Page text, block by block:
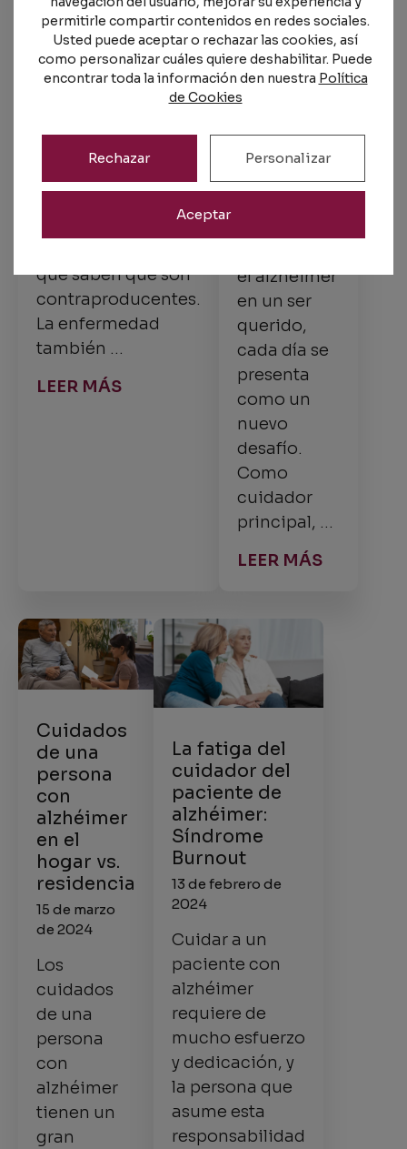
personas con
alzhéimer
2 de mayo de 2024
La mayoría de las
prestan cuidados
que saben que son
contraproducentes.
La enfermedad
también …
LEER MÁS
del
alzhéimer:
Cuidando
al
cuidador
Cuando te
el alzhéimer
en un ser
querido,
cada día se
presenta
como un
nuevo
desafío.
Como
cuidador
principal, …
LEER MÁS
Cuidados
de una
persona
con
alzhéimer
en el
hogar vs.
residencia
15 de marzo
de 2024
Los
cuidados
de una
persona
con
alzhéimer
tienen un
gran
La fatiga del
cuidador del
paciente de
alzhéimer:
Síndrome
Burnout
13 de febrero de
2024
Cuidar a un
paciente con
alzhéimer
requiere de
mucho esfuerzo
y dedicación, y
la persona que
asume esta
responsabilidad
permitirle compartir contenidos en redes sociales.
Usted puede aceptar o rechazar las cookies, así
como personalizar cuáles quiere deshabilitar. Puede
encontrar toda la información den nuestra Política
de Cookies
Aceptar
Rechazar Personalizar